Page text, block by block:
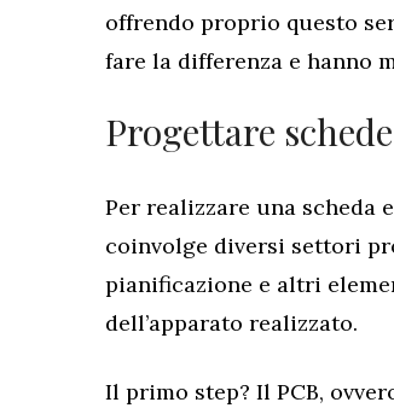
offrendo proprio questo
fare la differenza e hanno
Progettare
Per realizzare una scheda
coinvolge diversi settori
pianificazione e altri
dell’apparato realizzato.
Il primo step? Il PCB,